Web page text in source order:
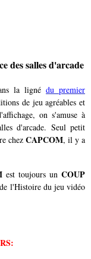
des salles d'arcade
la ligné du premier
de jeu agréables et
on s'amuse à
d'arcade. Seul petit
chez CAPCOM, il y a
est toujours un COUP
l'Histoire du jeu vidéo